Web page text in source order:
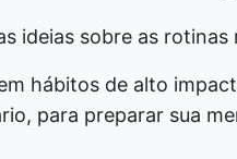
ideias sobre as rotinas
hábitos de alto
para preparar sua